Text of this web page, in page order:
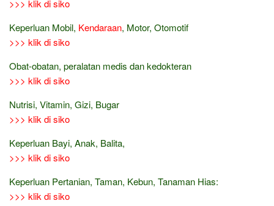
>>> klik di siko
Keperluan Mobil, Kendaraan, Motor, Otomotif
>>> klik di siko
Obat-obatan, peralatan medis dan kedokteran
>>> klik di siko
Nutrisi, Vitamin, Gizi, Bugar
>>> klik di siko
Keperluan Bayi, Anak, Balita,
>>> klik di siko
Keperluan Pertanian, Taman, Kebun, Tanaman Hias:
>>> klik di siko